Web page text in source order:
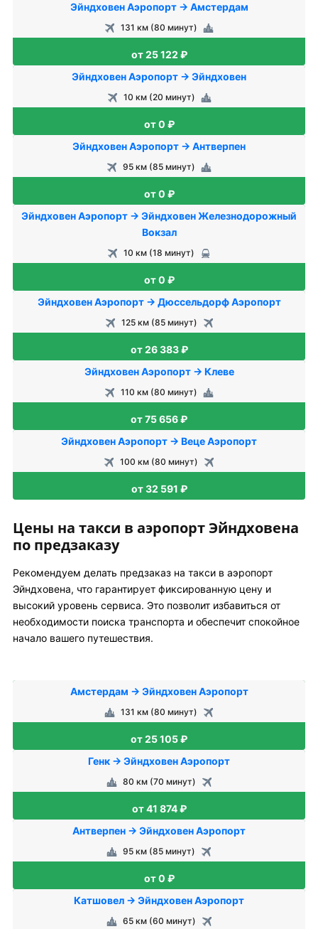
Эйндховен Аэропорт → Амстердам
131 км (80 минут)
от 25 122 ₽
Эйндховен Аэропорт → Эйндховен
10 км (20 минут)
от 0 ₽
Эйндховен Аэропорт → Антверпен
95 км (85 минут)
от 0 ₽
Эйндховен Аэропорт → Эйндховен Железнодорожный
Вокзал
10 км (18 минут)
от 0 ₽
Эйндховен Аэропорт → Дюссельдорф Аэропорт
125 км (85 минут)
от 26 383 ₽
Эйндховен Аэропорт → Клеве
110 км (80 минут)
от 75 656 ₽
Эйндховен Аэропорт → Веце Аэропорт
100 км (80 минут)
от 32 591 ₽
Цены на такси в аэропорт Эйндховена
по предзаказу
Рекомендуем делать предзаказ на такси в аэропорт
Эйндховена, что гарантирует фиксированную цену и
высокий уровень сервиса. Это позволит избавиться от
необходимости поиска транспорта и обеспечит спокойное
начало вашего путешествия.
Амстердам → Эйндховен Аэропорт
131 км (80 минут)
от 25 105 ₽
Генк → Эйндховен Аэропорт
80 км (70 минут)
от 41 874 ₽
Антверпен → Эйндховен Аэропорт
95 км (85 минут)
от 0 ₽
Катшовел → Эйндховен Аэропорт
65 км (60 минут)